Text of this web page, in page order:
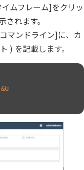
データ連携
フリーテキストマスキ
メタデータ管理
匿名化
ムフレーム]をクリッ
れます。
マンドライン]に、カ
) を記載します。